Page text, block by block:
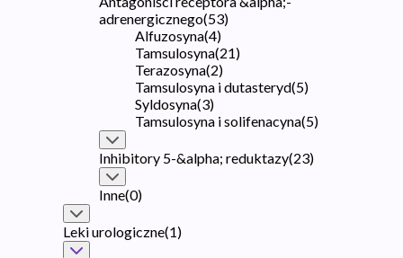
adrenergicznego(53)
Alfuzosyna(4)
Tamsulosyna(21)
Terazosyna(2)
Tamsulosyna i dutasteryd(5)
Syldosyna(3)
Tamsulosyna i solifenacyna(5)
Inhibitory 5-&alpha; reduktazy(23)
Inne(0)
Leki urologiczne(1)